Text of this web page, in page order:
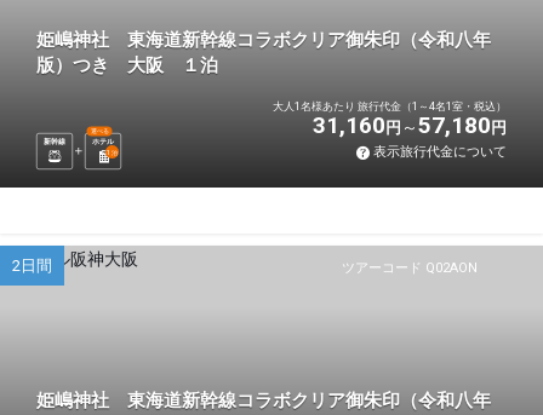
姫嶋神社 東海道新幹線コラボクリア御朱印（令和八年
版）つき 大阪 １泊
新幹線 ホテル
選べる
1 泊
大人1名様あたり 旅行代金（1～4名1室・税込）
31,160 円 57,180 円
表示旅行代金について
ツアーコード Q02AON
2日間
姫嶋神社 東海道新幹線コラボクリア御朱印（令和八年